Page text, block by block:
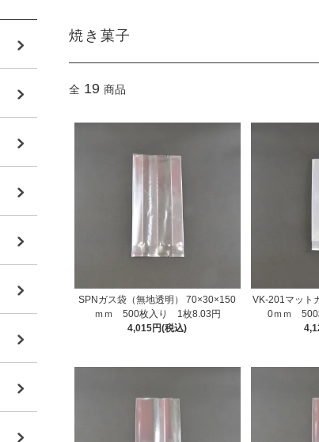
焼き菓子
全 19 商品
SPNガス袋（無地透明） 70×30×150
ｍｍ 500枚入り 1枚8.03円
4,015円(税込)
VK-201マッ
0ｍｍ 500